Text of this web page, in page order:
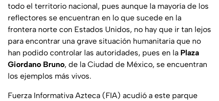
todo el territorio nacional, pues aunque la mayoría de los
reflectores se encuentran en lo que sucede en la
frontera norte con Estados Unidos, no hay que ir tan lejos
para encontrar una grave situación humanitaria que no
han podido controlar las autoridades, pues en la Plaza
Giordano Bruno, de la Ciudad de México, se encuentran
los ejemplos más vivos.
Fuerza Informativa Azteca (FIA) acudió a este parque